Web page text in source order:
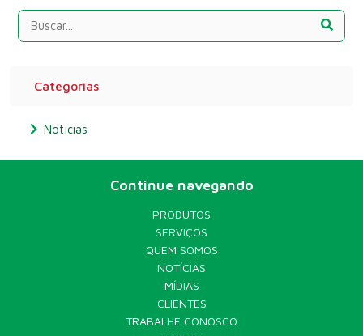
Categorias
Notícias
Continue navegando
PRODUTOS
SERVIÇOS
QUEM SOMOS
NOTÍCIAS
MÍDIAS
CLIENTES
TRABALHE CONOSCO